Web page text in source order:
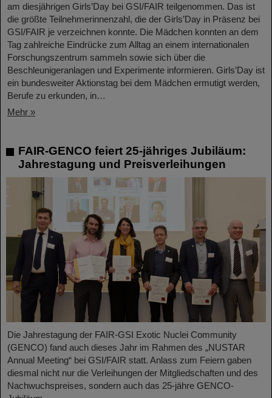
am diesjährigen Girls’Day bei GSI/FAIR teilgenommen. Das ist
die größte Teilnehmerinnenzahl, die der Girls’Day in Präsenz bei
GSI/FAIR je verzeichnen konnte. Die Mädchen konnten an dem
Tag zahlreiche Eindrücke zum Alltag an einem internationalen
Forschungszentrum sammeln sowie sich über die
Beschleunigeranlagen und Experimente informieren. Girls’Day ist
ein bundesweiter Aktionstag bei dem Mädchen ermutigt werden,
Berufe zu erkunden, in…
Mehr »
FAIR-GENCO feiert 25-jähriges Jubiläum:
Jahrestagung und Preisverleihungen
Die Jahrestagung der FAIR-GSI Exotic Nuclei Community
(GENCO) fand auch dieses Jahr im Rahmen des „NUSTAR
Annual Meeting“ bei GSI/FAIR statt. Anlass zum Feiern gaben
diesmal nicht nur die Verleihungen der Mitgliedschaften und des
Nachwuchspreises, sondern auch das 25-jähre GENCO-